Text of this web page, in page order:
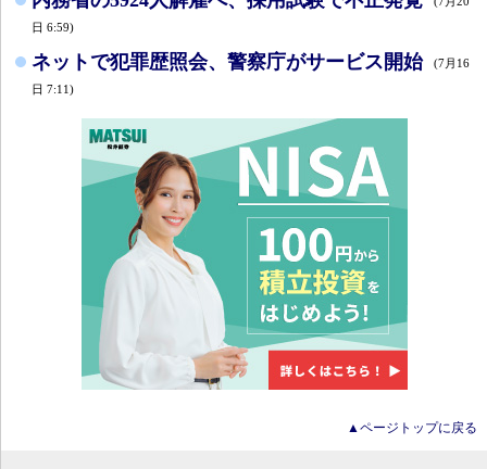
日 6:59)
ネットで犯罪歴照会、警察庁がサービス開始
(7月16
日 7:11)
▲ページトップに戻る